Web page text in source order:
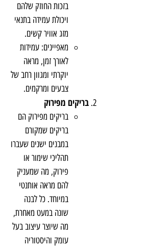
בזכות החוזק שלהם
ויכולת עמידה בתנאי
מזג אוויר קשים.
מאפיינים: עמידות
לאורך זמן, מראה
יוקרתי ומגוון רחב של
צבעים ומרקמים.
בריקים מפירוק
בריקים מפירוק הם
בריקים שמקורם
במבנים ישנים שעברו
תהליכי שימור או
פירוק, מה שמעניק
להם מראה אותנטי
במיוחד. כל לבנה
שונה במעט מאחרת,
מה שיוצר עיצוב בעל
עומק והיסטוריה